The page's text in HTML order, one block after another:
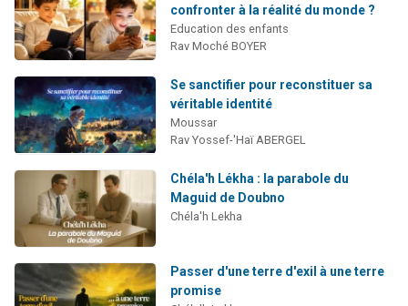
confronter à la réalité du monde ?
Education des enfants
Rav Moché BOYER
Se sanctifier pour reconstituer sa
véritable identité
Moussar
Rav Yossef-'Haï ABERGEL
Chéla'h Lékha : la parabole du
Maguid de Doubno
Chéla'h Lekha
Passer d'une terre d'exil à une terre
promise